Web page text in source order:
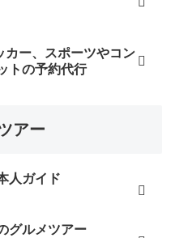
カー、スポーツやコン
トの予約代行
アー
人ガイド
グルメツアー